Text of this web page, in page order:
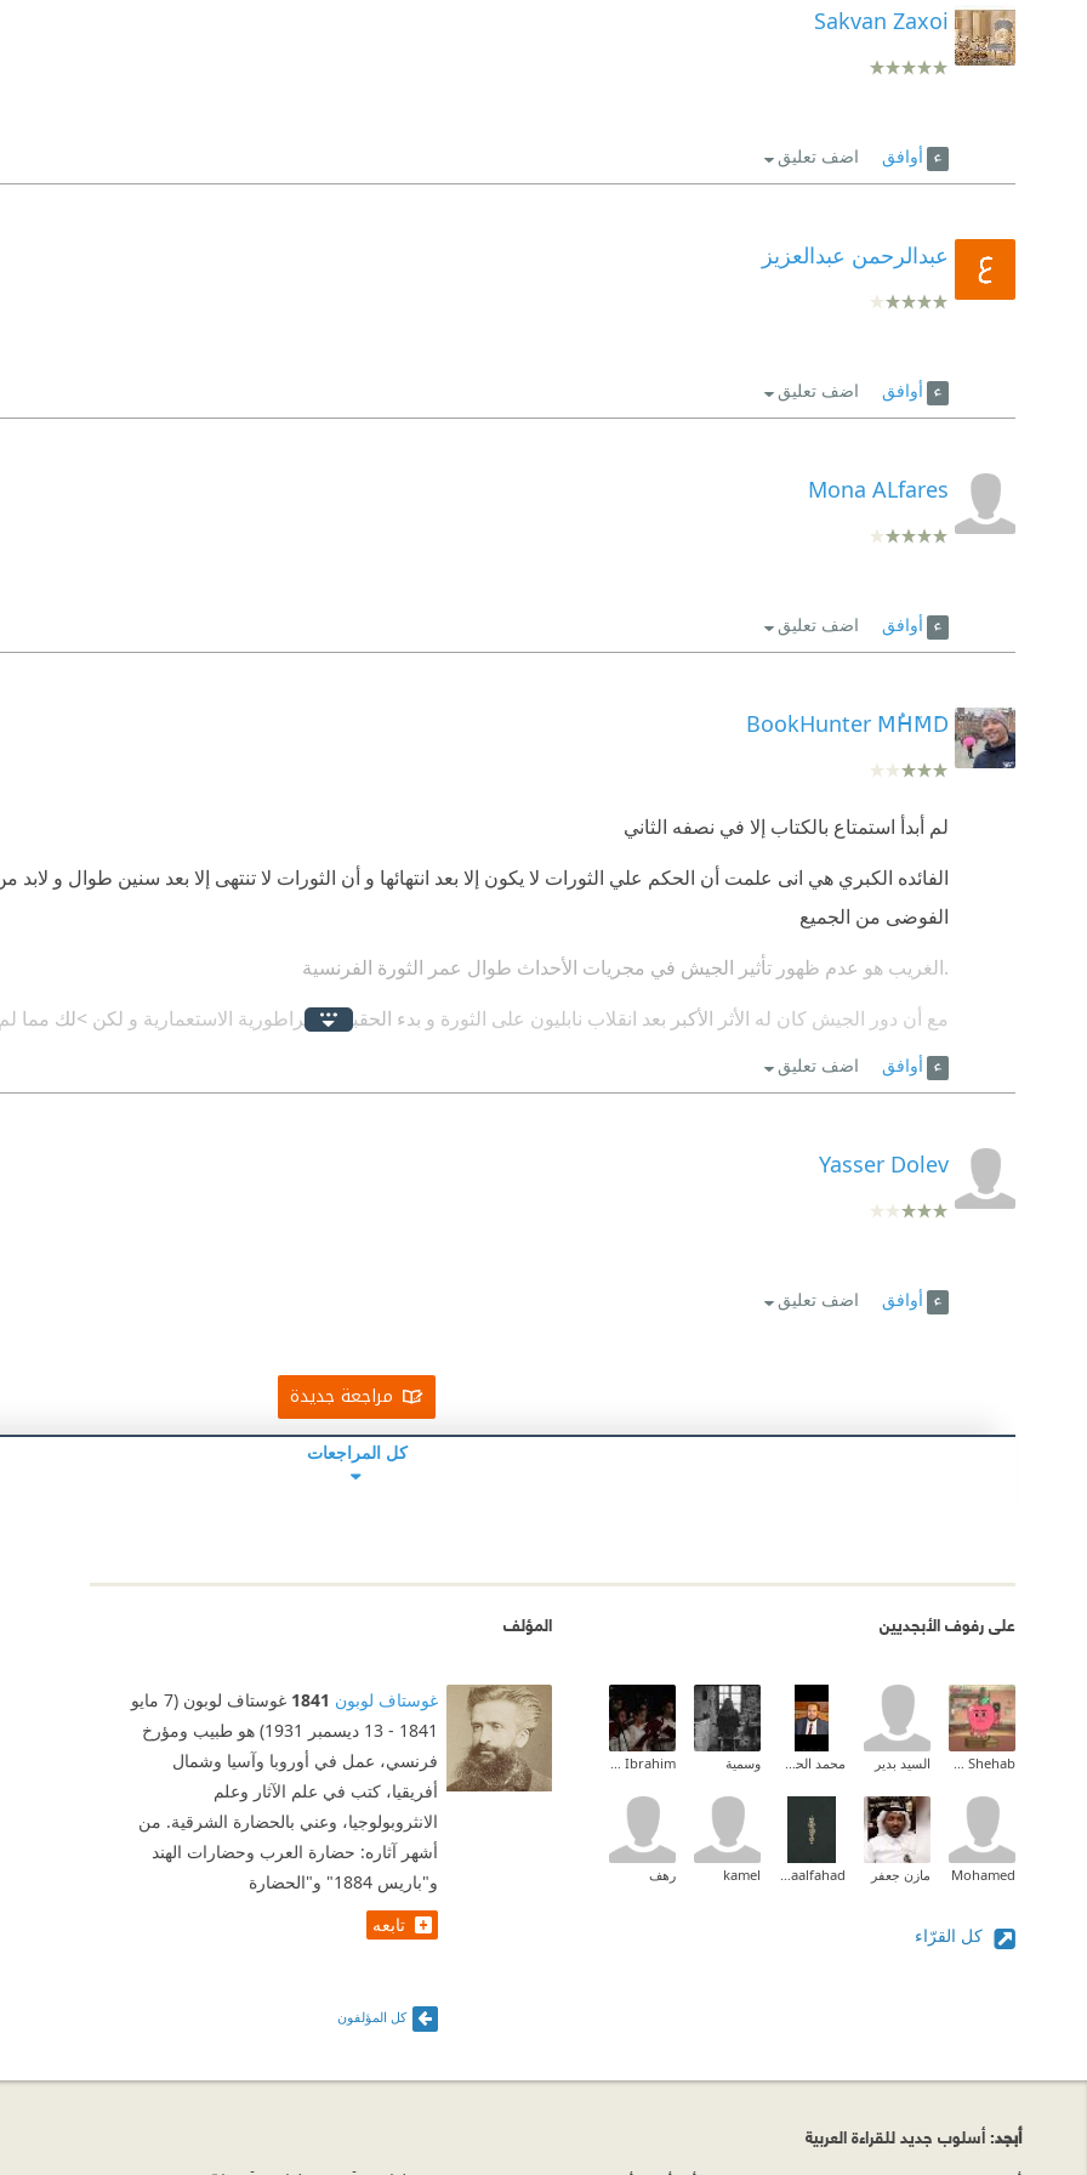
Sakvan Zaxoi
أوافق اضف تعليق
عبدالرحمن عبدالعزيز
أوافق اضف تعليق
Mona ALfares
أوافق اضف تعليق
BookHunter MُHَMَD
لم أبدأ استمتاع بالكتاب إلا في نصفه الثاني
الفائده الكبري هي انى علمت أن الحكم علي الثورات لا يكون إلا بعد انتهائها و أن الثورات لا تنتهى إلا بعد سنين طوال و
الفوضى من الجميع
.الغريب هو عدم ظهور تأثير الجيش في مجريات الأحداث طوال عمر الثورة الفرنسية
مع أن دور الجيش كان له الأثر الأكبر بعد انقلاب نابليون على الثورة و بدء الحقبة الإمبراطورية الاستعمارية و لكن >لك مما
أوافق اضف تعليق
Yasser Dolev
أوافق اضف تعليق
مراجعة جديدة
كل المراجعات
على رفوف الأبجديين
Tarek Shehab السيد بدير محمد الحمزاوى وسمية Maria Ibrahim
Mohamed مازن جعفر Asmaalfahad
kamel رهف
كل القرّاء
المؤلف
غوستاف لوبون 1841
غوستاف لوبون (7 مايو
1841 - 13 ديسمبر 1931) هو طبيب ومؤرخ
فرنسي، عمل في أوروبا وآسيا وشمال
أفريقيا، كتب في علم الآثار وعلم
الانثروبولوجيا، وعني بالحضارة الشرقية. من
أشهر آثاره: حضارة العرب وحضارات الهند
و"باريس 1884" و"الحضارة
تابعه
كل المؤلفون
أبجد: أسلوب جديد للقراءة العربية